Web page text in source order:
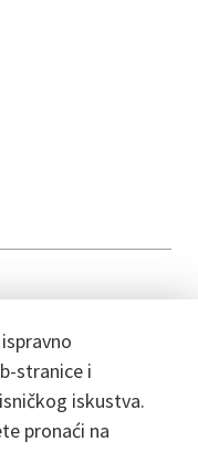
stranice i
iskustva.
pronaći na